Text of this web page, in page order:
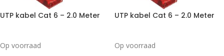
UTP kabel Cat 6 – 2.0 Meter
Op voorraad
UTP kabel Cat 6 – 2.0 Meter
Op voorraad